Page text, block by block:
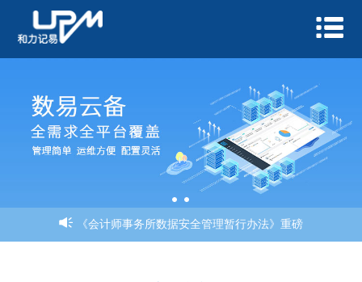
《会计师事务所数据安全管理暂行办法》重磅